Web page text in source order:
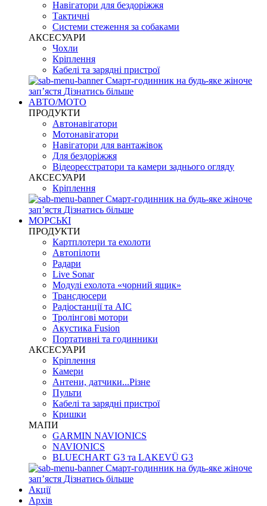
Навігатори для бездоріжжя
Тактичні
Системи стеження за собаками
АКСЕСУАРИ
Чохли
Кріплення
Кабелі та зарядні пристрої
Смарт-годинник на будь-яке жіноче
запʼястя Дізнатись більше
АВТО/МОТО
ПРОДУКТИ
Автонавігатори
Мотонавігатори
Навігатори для вантажівок
Для бездоріжжя
Відеореєстратори та камери заднього огляду
АКСЕСУАРИ
Кріплення
Смарт-годинник на будь-яке жіноче
запʼястя Дізнатись більше
МОРСЬКІ
ПРОДУКТИ
Картплотери та ехолоти
Автопілоти
Радари
Live Sonar
Модулі ехолота «чорний ящик»
Трансдюсери
Радіостанції та АІС
Тролінгові мотори
Акустика Fusion
Портативні та годинники
АКСЕСУАРИ
Кріплення
Камери
Антени, датчики...Різне
Пульти
Кабелі та зарядні пристрої
Кришки
МАПИ
GARMIN NAVIONICS
NAVIONICS
BLUECHART G3 та LAKEVÜ G3
Смарт-годинник на будь-яке жіноче
запʼястя Дізнатись більше
Акції
Архів